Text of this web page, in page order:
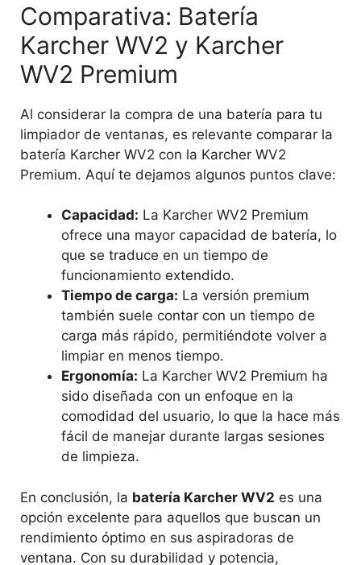
Comparativa: Batería
Karcher WV2 y Karcher
WV2 Premium
Al considerar la compra de una batería para tu
limpiador de ventanas, es relevante comparar la
batería Karcher WV2 con la Karcher WV2
Premium. Aquí te dejamos algunos puntos clave:
Capacidad: La Karcher WV2 Premium
ofrece una mayor capacidad de batería, lo
que se traduce en un tiempo de
funcionamiento extendido.
Tiempo de carga: La versión premium
también suele contar con un tiempo de
carga más rápido, permitiéndote volver a
limpiar en menos tiempo.
Ergonomía: La Karcher WV2 Premium ha
sido diseñada con un enfoque en la
comodidad del usuario, lo que la hace más
fácil de manejar durante largas sesiones
de limpieza.
En conclusión, la batería Karcher WV2 es una
opción excelente para aquellos que buscan un
rendimiento óptimo en sus aspiradoras de
ventana. Con su durabilidad y potencia,